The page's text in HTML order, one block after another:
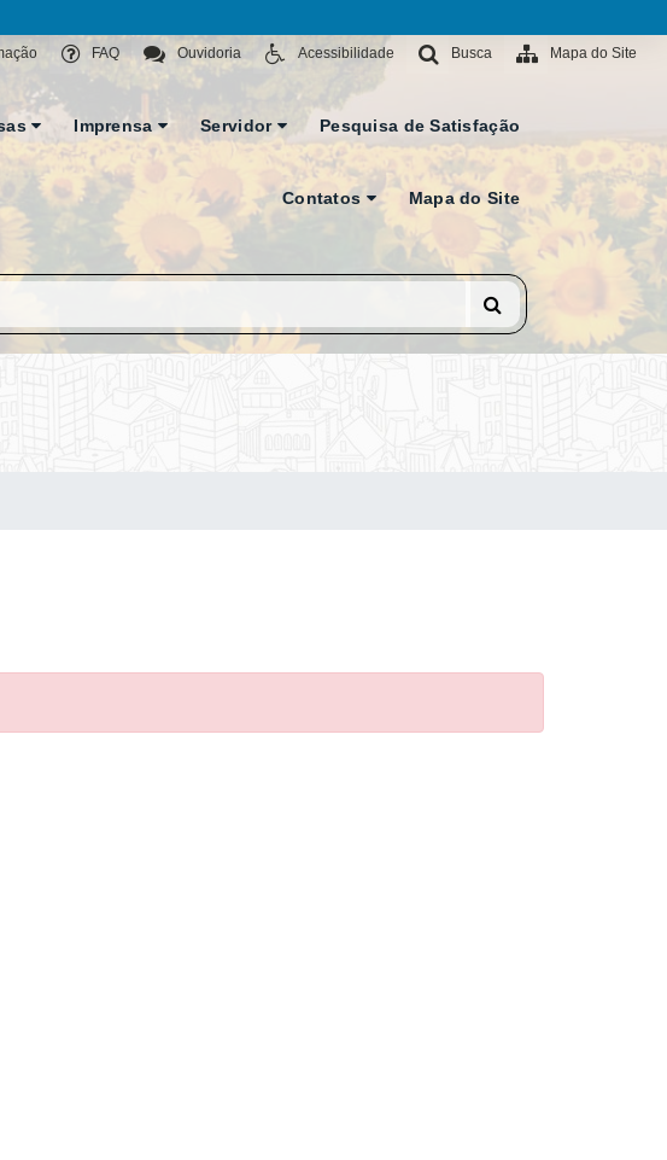
Mapa do Site
Busca
Acessibilidade
Ouvidoria
FAQ
Imprensa Servidor Pesquisa de Satisfação
Contatos Mapa do Site